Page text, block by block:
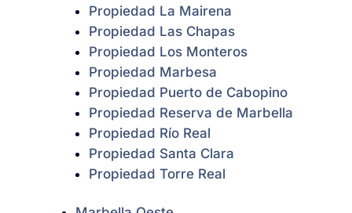
Propiedad La Mairena
Propiedad Las Chapas
Propiedad Los Monteros
Propiedad Marbesa
Propiedad Puerto de Cabopino
Propiedad Reserva de Marbella
Propiedad Río Real
Propiedad Santa Clara
Propiedad Torre Real